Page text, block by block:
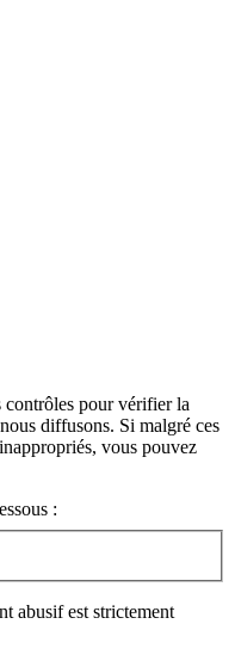
contrôles pour vérifier la
diffusons. Si malgré ces
vous pouvez
:
abusif est strictement